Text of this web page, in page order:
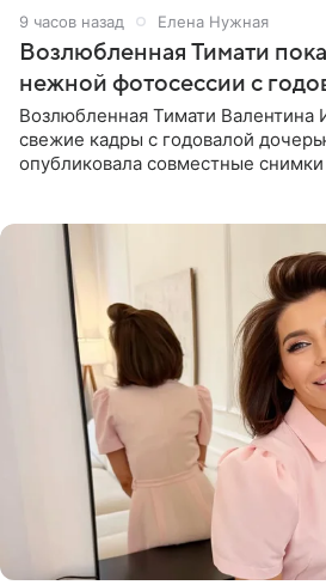
9 часов назад Елена Нужная
Возлюбленная Тимати
нежной фотосессии с
Возлюбленная Тимати Валентина
свежие кадры с годовалой
опубликовала совместные